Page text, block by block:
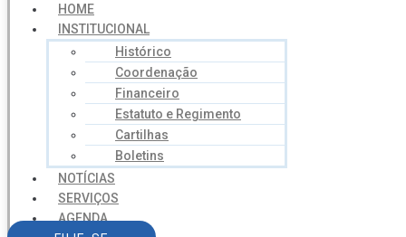
HOME
INSTITUCIONAL
Histórico
Coordenação
Financeiro
Estatuto e Regimento
Cartilhas
Boletins
NOTÍCIAS
SERVIÇOS
AGENDA